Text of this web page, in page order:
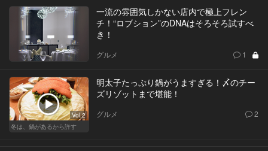
一流の雰囲気しかない店内で極上フレン
チ！“ロブション”のDNAはそろそろ試すべ
き！
グルメ 1
Vol.2
冬は、鍋があるから許す
明太子たっぷり鍋がうますぎる！〆のチー
ズリゾットまで堪能！
グルメ 2